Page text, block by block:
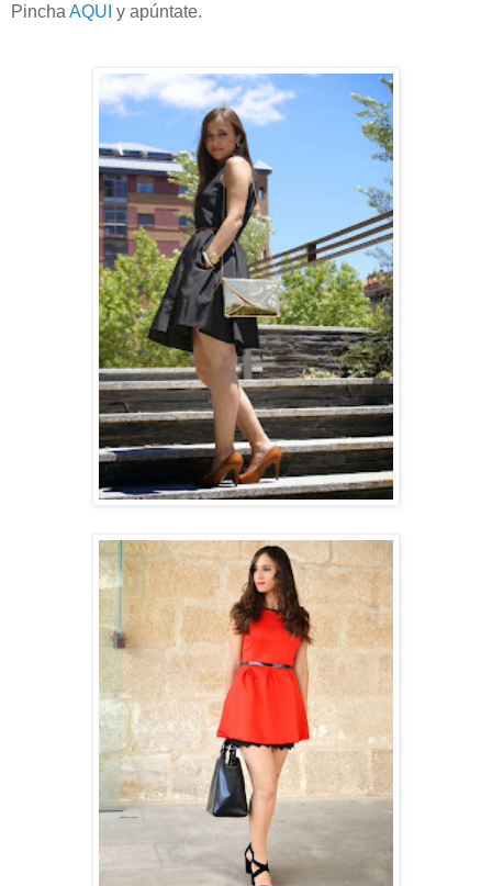
Pincha AQUI y apúntate.